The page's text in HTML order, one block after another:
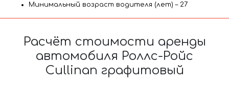
Минимальный возраст водителя (лет) – 27
Расчёт стоимости аренды
автомобиля Роллс-Ройс
Cullinan графитовый